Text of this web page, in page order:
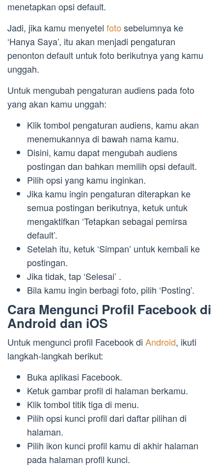
menetapkan opsi default.
Jadi, jika kamu menyetel foto sebelumnya ke
‘Hanya Saya’, itu akan menjadi pengaturan
penonton default untuk foto berikutnya yang kamu
unggah.
Untuk mengubah pengaturan audiens pada foto
yang akan kamu unggah:
Klik tombol pengaturan audiens, kamu akan
menemukannya di bawah nama kamu.
Disini, kamu dapat mengubah audiens
postingan dan bahkan memilih opsi default.
Pilih opsi yang kamu inginkan.
Jika kamu ingin pengaturan diterapkan ke
semua postingan berikutnya, ketuk untuk
mengaktifkan ‘Tetapkan sebagai pemirsa
default’.
Setelah itu, ketuk ‘Simpan’ untuk kembali ke
postingan.
Jika tidak, tap ‘Selesai’ .
Bila kamu ingin berbagi foto, pilih ‘Posting’.
Cara Mengunci Profil Facebook di
Android dan iOS
Untuk mengunci profil Facebook di Android, ikuti
langkah-langkah berikut:
Buka aplikasi Facebook.
Ketuk gambar profil di halaman berkamu.
Klik tombol titik tiga di menu.
Pilih opsi kunci profil dari daftar pilihan di
halaman.
Pilih ikon kunci profil kamu di akhir halaman
pada halaman profil kunci.